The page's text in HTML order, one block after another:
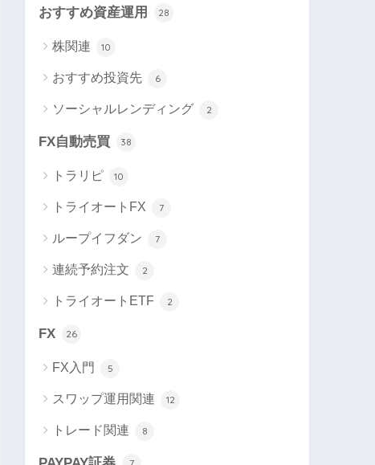
おすすめ資産運用 28
株関連 10
おすすめ投資先 6
ソーシャルレンディング 2
FX自動売買 38
トラリピ 10
トライオートFX 7
ループイフダン 7
連続予約注文 2
トライオートETF 2
FX 26
FX入門 5
スワップ運用関連 12
トレード関連 8